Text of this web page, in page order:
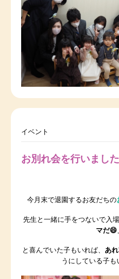
イベント
お別れ会を行いました
今月末で退園するお友だちの
先生と一緒に手をつないで入場
マだ😄
と喜んでいた子もいれば、 あれ
うにしている子も